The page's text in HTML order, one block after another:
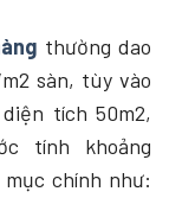
thường dao
sàn, tùy vào
tích 50m2,
tính khoảng
mục chính như: